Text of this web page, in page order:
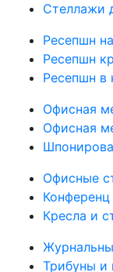
Стеллажи
Ресепшн
Ресепшн
Ресепшн в
Офисная
Офисная
Офисные
Кресла и
Трибуны и